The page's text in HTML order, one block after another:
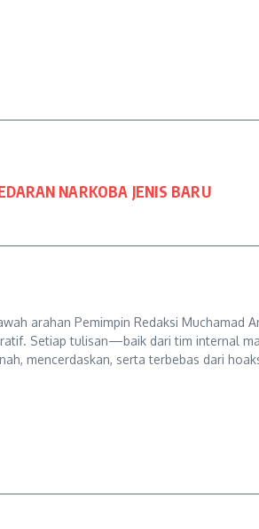
NARKOBA JENIS BARU
arahan Pemimpin Redaksi Muchamad
Setiap tulisan—baik dari tim internal
mencerdaskan, serta terbebas dari